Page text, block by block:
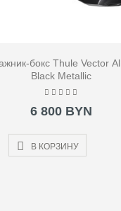
бокс Thule Vector
Black Metallic
6 800 BYN
В КОРЗИНУ